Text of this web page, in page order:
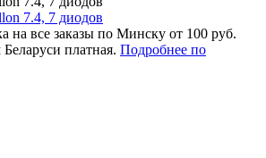
на все заказы по Минску от 100 руб.
платная. Подробнее по